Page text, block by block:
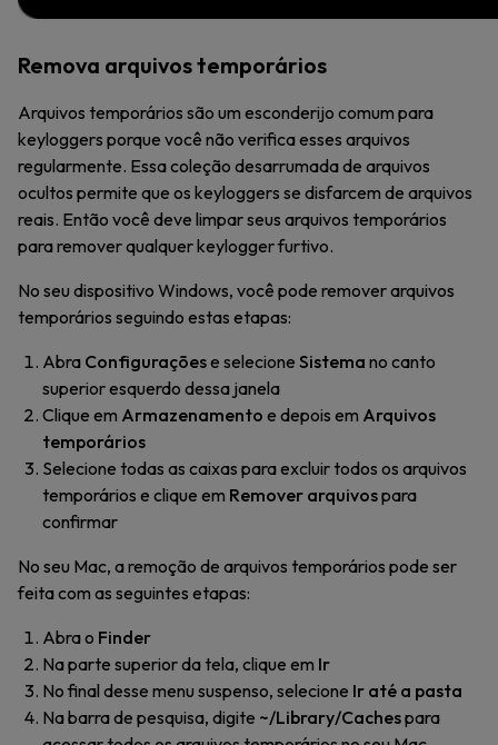
Remova arquivos temporários
Arquivos temporários são um esconderijo comum para
keyloggers porque você não verifica esses arquivos
regularmente. Essa coleção desarrumada de arquivos
ocultos permite que os keyloggers se disfarcem de arquivos
reais. Então você deve limpar seus arquivos temporários
para remover qualquer keylogger furtivo.
No seu dispositivo Windows, você pode remover arquivos
temporários seguindo estas etapas:
Abra Configuraçõese selecione Sistema no canto
superior esquerdo dessa janela
Clique em Armazenamento e depois em Arquivos
temporários
Selecione todas as caixas para excluir todos os arquivos
temporários e clique em Remover arquivospara
confirmar
No seu Mac, a remoção de arquivos temporários pode ser
feita com as seguintes etapas:
Abra o Finder
Na parte superior da tela, clique em Ir
No final desse menu suspenso, selecione Ir até a pasta
Na barra de pesquisa, digite ~/Library/Cachespara